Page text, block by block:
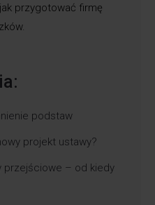
przygotować firmę
podstaw
projekt ustawy?
przejściowe – od kiedy